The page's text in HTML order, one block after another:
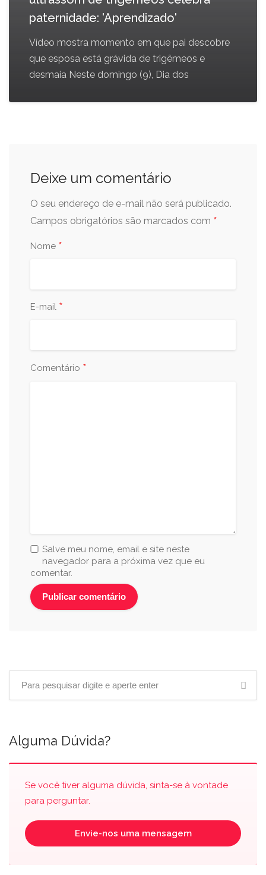
paternidade: 'Aprendizado'
Vídeo mostra momento em que pai descobre
que esposa está grávida de trigêmeos e
desmaia Neste domingo (9), Dia dos
Deixe um comentário
O seu endereço de e-mail não será publicado.
Campos obrigatórios são marcados com *
Nome *
E-mail *
Comentário *
Salve meu nome, email e site neste
navegador para a próxima vez que eu
comentar.
Alguma Dúvida?
Se você tiver alguma dúvida, sinta-se à vontade
para perguntar.
Envie-nos uma mensagem